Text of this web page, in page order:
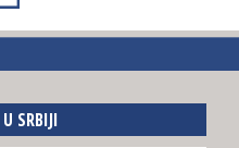
SRBIJI